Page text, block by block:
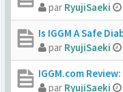
par RyujiSaeki
Is IGGM A Safe
par RyujiSaeki
IGGM.com
par RyujiSaeki